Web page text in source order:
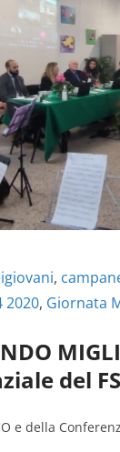
,
2020, Giornata
del
e della